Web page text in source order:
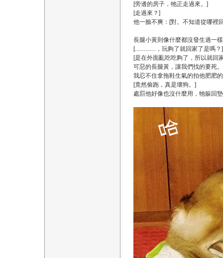
[旁邊的房子，牠正走過來。]
[走過來？]
他一臉不爽：[對。不知道從哪裡
長腿小黃則像什麼都沒發生過一
[..............，玩夠了就回家了是嗎
[是在外面亂吃吃夠了，所以就回
可惡的長腿黃，讓我們找的要死。
我忍不住拿拖鞋生氣的拍他肥肥
[竟然偷跑，真是壞狗。]
處罰他好像也沒什麼用，牠躲回